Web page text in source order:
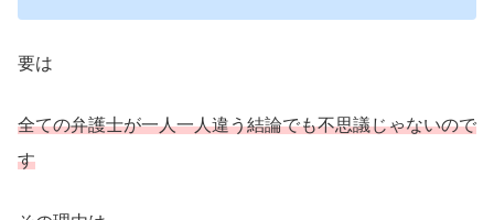
要は
全ての弁護士が一人一人違う結論でも不思議じゃないので
す